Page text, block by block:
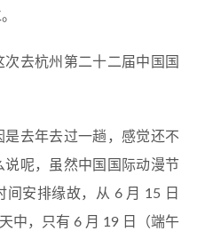
去杭州第二十二届中国国
去年去过一趟，感觉还不
呢，虽然中国国际动漫节
安排缘故，从 6 月 15 日
中，只有 6 月 19 日（端午